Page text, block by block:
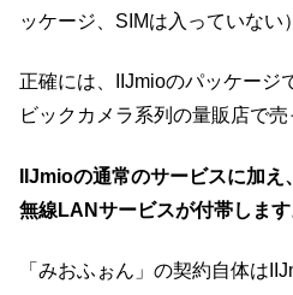
ッケージ、SIMは入っていない
正確には、IIJmioのパッケージ
ビックカメラ系列の量販店で売
IIJmioの通常のサービスに加
無線LANサービスが付帯します
「みおふぉん」の契約自体は